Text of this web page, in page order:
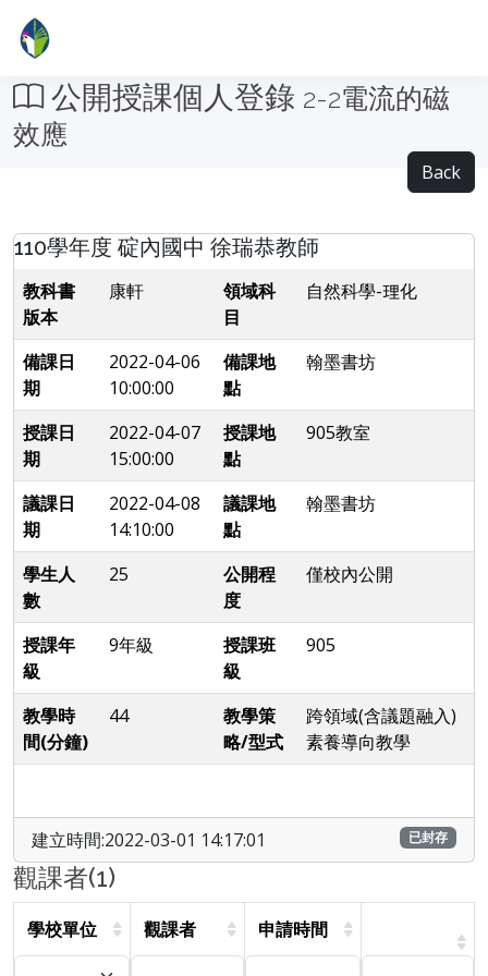
公開授課個人登錄 2-2電流的磁
效應
Back
110學年度 碇內國中 徐瑞恭教師
教科書
版本
康軒
領域科
目
自然科學-理化
備課日
期
2022-04-06
10:00:00
備課地
點
翰墨書坊
授課日
期
2022-04-07
15:00:00
授課地
點
905教室
議課日
期
2022-04-08
14:10:00
議課地
點
翰墨書坊
學生人
數
25
公開程
度
僅校內公開
授課年
級
9年級
授課班
級
905
教學時
間(分鐘)
44
教學策
略/型式
跨領域(含議題融入)
素養導向教學
建立時間:2022-03-01 14:17:01 已封存
觀課者(1)
學校單位 觀課者 申請時間